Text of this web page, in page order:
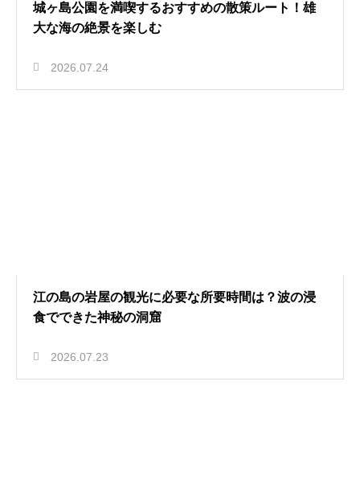
城ヶ島公園を満喫するおすすめの散策ルート！雄
大な海の絶景を楽しむ
2026.07.24
江の島の岩屋の観光に必要な所要時間は？波の浸
食でできた神秘の洞窟
2026.07.23